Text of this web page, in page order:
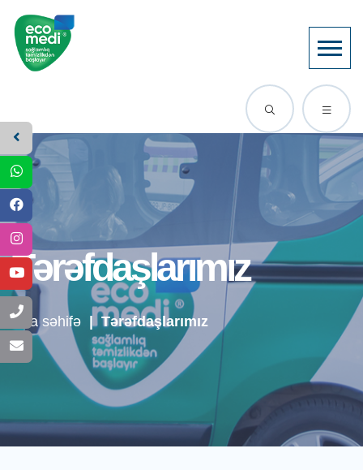
Tərəfdaşlarımız
Ana səhifə | Tərəfdaşlarımız